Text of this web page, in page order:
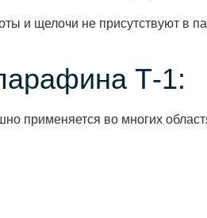
и щелочи не присутствуют в
Т-1:
применяется во многих